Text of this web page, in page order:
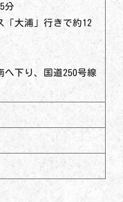
分
「大浦」行きで約12
へ下り、国道250号線